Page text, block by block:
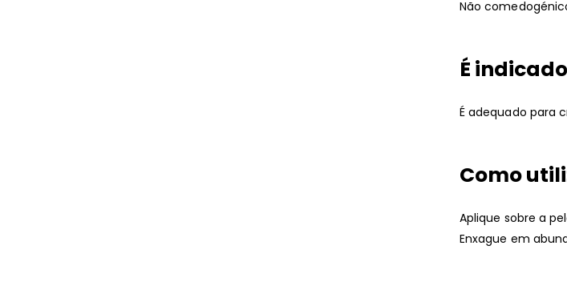
Não
É
É adequado para
Como
Aplique sobre a
Enxague em